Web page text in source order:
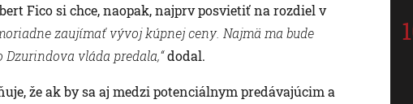
Fico si chce, naopak, najprv posvietiť na rozdiel v
zaujímať vývoj kúpnej ceny. Najmä ma bude
vláda predala,“dodal.
že ak by sa aj medzi potenciálnym predávajúcim a